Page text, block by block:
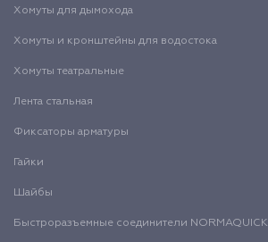
Хомуты для дымохода
Хомуты и кронштейны для водостока
Хомуты театральные
Лента стальная
Фиксаторы арматуры
Гайки
Шайбы
Быстроразъемные соединители NORMAQUICK